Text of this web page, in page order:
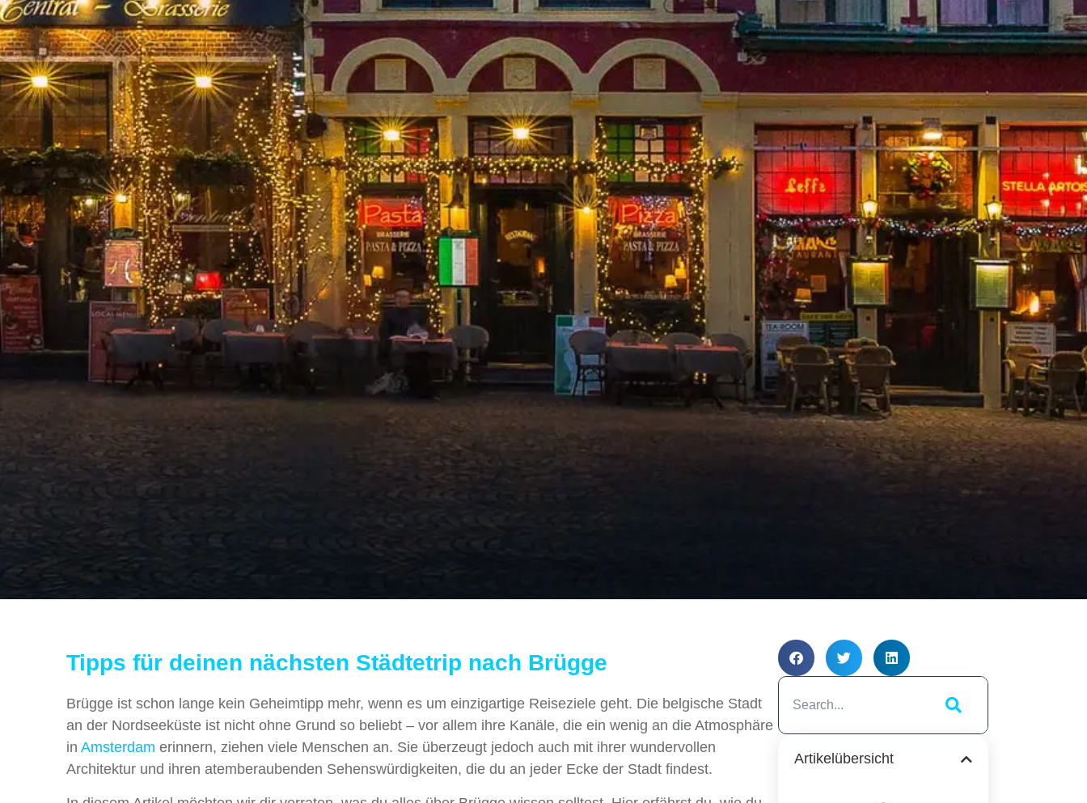
Tipps für deinen nächsten Städtetrip nach Brügge
Brügge ist schon lange kein Geheimtipp mehr, wenn es um einzigartige Reiseziele geht. Die belgische Stadt
an der Nordseeküste ist nicht ohne Grund so beliebt – vor allem ihre Kanäle, die ein wenig an die Atmosphäre
in Amsterdam erinnern, ziehen viele Menschen an. Sie überzeugt jedoch auch mit ihrer wundervollen
Architektur und ihren atemberaubenden Sehenswürdigkeiten, die du an jeder Ecke der Stadt findest.
Artikelübersicht